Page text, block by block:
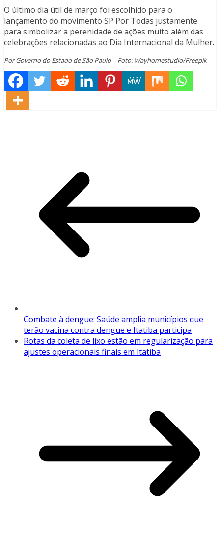
O último dia útil de março foi escolhido para o
lançamento do movimento SP Por Todas justamente
para simbolizar a perenidade de ações muito além das
celebrações relacionadas ao Dia Internacional da Mulher.
Por Governo do Estado de São Paulo – Foto: Wayhomestudio/Freepik
Combate à dengue: Saúde amplia municípios que
terão vacina contra dengue e Itatiba participa
Rotas da coleta de lixo estão em regularização para
ajustes operacionais finais em Itatiba